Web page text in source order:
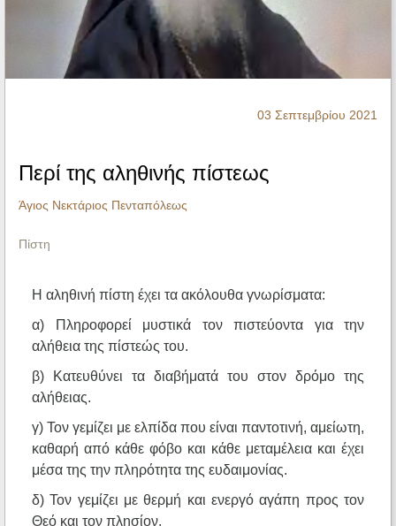
03 Σεπτεμβρίου 2021
Περί της αληθινής πίστεως
Άγιος Νεκτάριος Πενταπόλεως
Πίστη
Η αληθινή πίστη έχει τα ακόλουθα γνωρίσματα:
α) Πληροφορεί μυστικά τον πιστεύοντα για την
αλήθεια της πίστεώς του.
β) Κατευθύνει τα διαβήματά του στον δρόμο της
αλήθειας.
γ) Τον γεμίζει με ελπίδα που είναι παντοτινή, αμείωτη,
καθαρή από κάθε φόβο και κάθε μεταμέλεια και έχει
μέσα της την πληρότητα της ευδαιμονίας.
δ) Τον γεμίζει με θερμή και ενεργό αγάπη προς τον
Θεό και τον πλησίον.